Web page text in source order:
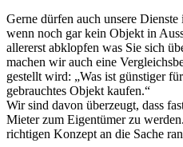
Gerne dürfen auch unsere
wenn noch gar kein Objekt in
allererst abklopfen was Sie sich
machen wir auch eine
gestellt wird: „Was ist günstiger
gebrauchtes Objekt kaufen.“
Wir sind davon überzeugt, dass
Mieter zum Eigentümer zu
richtigen Konzept an die Sache